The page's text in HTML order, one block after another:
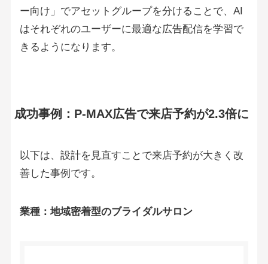
ー向け」でアセットグループを分けることで、AI
はそれぞれのユーザーに最適な広告配信を学習で
きるようになります。
成功事例：P-MAX広告で来店予約が2.3倍に
以下は、設計を見直すことで来店予約が大きく改
善した事例です。
業種：地域密着型のブライダルサロン